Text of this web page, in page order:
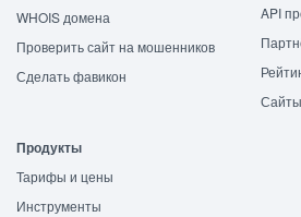
WHOIS домена
Проверить сайт на мошенников
Сделать фавикон
API
Продукты
Тарифы и цены
Инструменты